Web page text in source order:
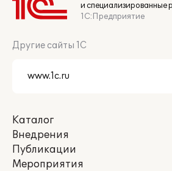
и специализированные
1С:Предприятие
Другие сайты 1С
Каталог
Внедрения
Публикации
Мероприятия